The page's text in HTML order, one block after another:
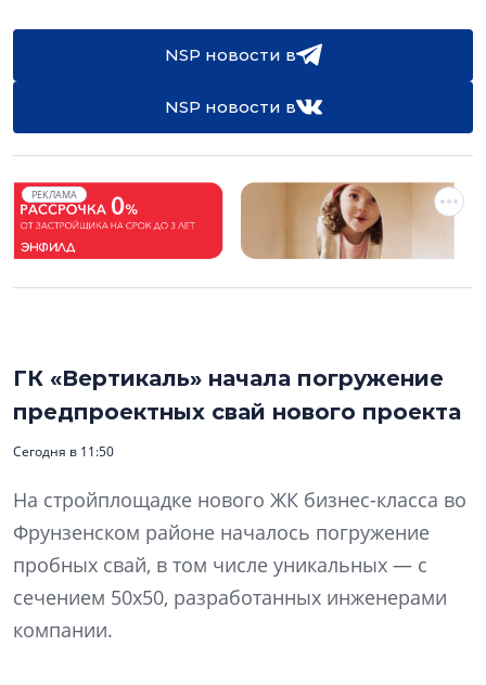
NSP новости в
NSP новости в
РЕКЛАМА
ГК «Вертикаль» начала погружение
предпроектных свай нового проекта
Сегодня в 11:50
На стройплощадке нового ЖК бизнес-класса во
Фрунзенском районе началось погружение
пробных свай, в том числе уникальных — с
сечением 50х50, разработанных инженерами
компании.